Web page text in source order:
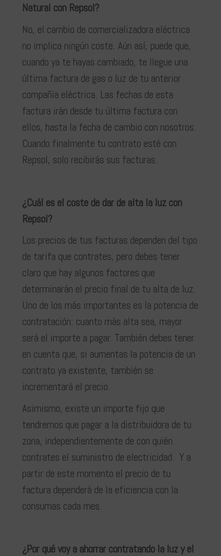
Natural con Repsol?
No, el cambio de comercializadora eléctrica
no implica ningún coste. Aún así, puede que,
cuando ya te hayas cambiado, te llegue una
última factura de gas o luz de tu anterior
compañía eléctrica. Las fechas de esta
factura irán desde tu última factura con
ellos, hasta la fecha de cambio con nosotros.
Cuando finalmente tu contrato esté con
Repsol, solo recibirás sus facturas.
¿Cuál es el coste de dar de alta la luz con
Repsol?
Los precios de tus facturas dependen del tipo
de tarifa que contrates, pero debes tener
claro que hay algunos factores que
determinarán el precio final de tu alta de luz.
Uno de los más importantes es la potencia de
contratación: cuanto más alta sea, mayor
será el importe a pagar. También debes tener
en cuenta que, si aumentas la potencia de un
contrato ya existente, también se
incrementará el precio.
Asimismo, existe un importe fijo que
tendremos que pagar a la distribuidora de tu
zona, independientemente de con quién
contrates el suministro de electricidad. Y a
partir de este momento el precio de tu
factura dependerá de la eficiencia con la
consumas cada mes.
¿Por qué voy a ahorrar contratando la luz y el